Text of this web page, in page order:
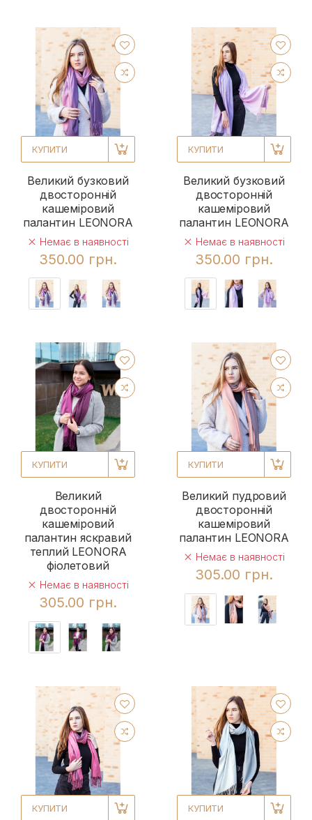
КУПИТИ
Великий бузковий
двосторонній
кашеміровий
палантин LEONORA
Немає в наявності
350.00 грн.
КУПИТИ
Великий бузковий
двосторонній
кашеміровий
палантин LEONORA
Немає в наявності
350.00 грн.
КУПИТИ
Великий
двосторонній
кашеміровий
палантин яскравий
теплий LEONORA
фіолетовий
Немає в наявності
305.00 грн.
КУПИТИ
Великий пудровий
двосторонній
кашеміровий
палантин LEONORA
Немає в наявності
305.00 грн.
КУПИТИ КУПИТИ